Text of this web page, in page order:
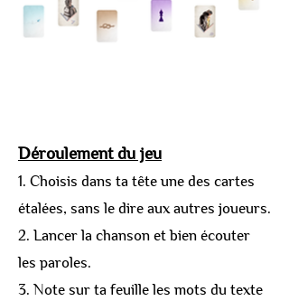
Déroulement du jeu
1. Choisis dans ta tête une des cartes
étalées, sans le dire aux autres joueurs.
2. Lancer la chanson et bien écouter
les paroles.
3. Note sur ta feuille les mots du texte